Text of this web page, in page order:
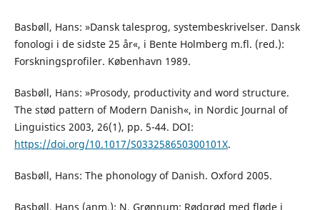
Basbøll, Hans: »Dansk talesprog, systembeskrivelser. Dansk
fonologi i de sidste 25 år«, i Bente Holmberg m.fl. (red.):
Forskningsprofiler. København 1989.
Basbøll, Hans: »Prosody, productivity and word structure.
The stød pattern of Modern Danish«, in Nordic Journal of
Linguistics 2003, 26(1), pp. 5-44. DOI:
https://doi.org/10.1017/S033258650300101X.
Basbøll, Hans: The phonology of Danish. Oxford 2005.
Basbøll, Hans (anm.): N. Grønnum: Rødgrød med fløde i